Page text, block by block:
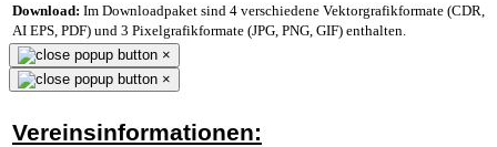
Download: Im Downloadpaket sind 4 verschiedene Vektorgrafikformate (CDR,
AI EPS, PDF) und 3 Pixelgrafikformate (JPG, PNG, GIF) enthalten.
×
×
Vereinsinformationen: